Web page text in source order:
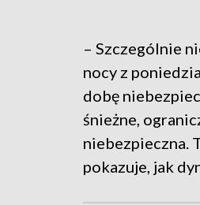
– Szczególnie
nocy z
dobę
śnieżne,
niebezpieczna.
pokazuje, jak